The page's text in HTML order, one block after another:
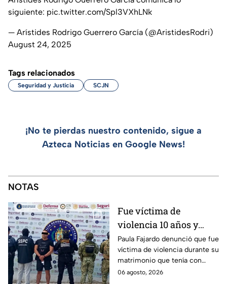
siguiente: pic.twitter.com/Spl3VXhLNk
— Arístides Rodrigo Guerrero García (@AristidesRodri)
August 24, 2025
Tags relacionados
Seguridad y Justicia SCJN
¡No te pierdas nuestro contenido, sigue a
Azteca Noticias en Google News!
NOTAS
Fue víctima de
violencia 10 años y
hasta ahora detienen al
presunto agresor: el
caso de Paula Fajardo
Paula Fajardo denunció que fue
víctima de violencia durante su
matrimonio que tenía con
Jorge Francisco “N”, quien fue
06 agosto, 2026